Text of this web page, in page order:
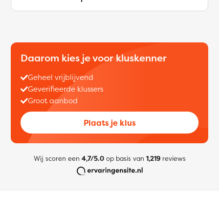
Daarom kies je voor kluskenner
Geheel vrijblijvend
Geverifieerde klussers
Groot aanbod
Plaats je klus
Wij scoren een 4,7/5.0op basis van 1,219reviews